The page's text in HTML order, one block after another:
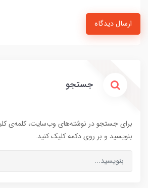
ارسال دیدگاه
جستجو
برای جستجو در نوشته‌های وب‌سایت، کلمه‌ی
بنویسید و بر روی دکمه کلیک کنید.